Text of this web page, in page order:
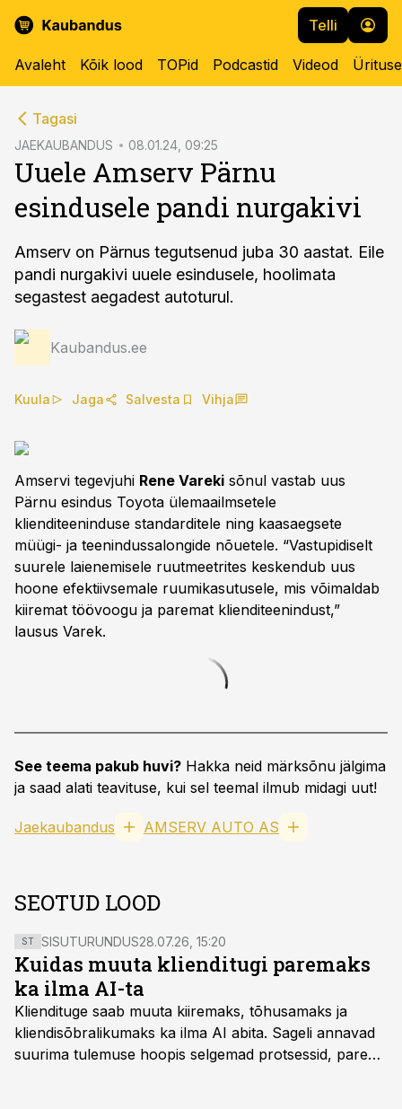
Telli
Avaleht Kõik lood TOPid Podcastid Videod
Tagasi
JAEKAUBANDUS 08.01.24, 09:25
Uuele Amserv Pärnu
esindusele pandi nurgakivi
Amserv on Pärnus tegutsenud juba 30 aastat. Eile
pandi nurgakivi uuele esindusele, hoolimata
segastest aegadest autoturul.
Kaubandus.ee
Kuula Jaga Salvesta Vihja
Amservi tegevjuhi Rene Vareki sõnul vastab uus
Pärnu esindus Toyota ülemaailmsetele
klienditeeninduse standarditele ning kaasaegsete
müügi- ja teenindussalongide nõuetele. “Vastupidiselt
suurele laienemisele ruutmeetrites keskendub uus
hoone efektiivsemale ruumikasutusele, mis võimaldab
kiiremat töövoogu ja paremat klienditeenindust,”
lausus Varek.
See teema pakub huvi? Hakka neid märksõnu jälgima
ja saad alati teavituse, kui sel teemal ilmub midagi uut!
Jaekaubandus AMSERV AUTO AS
SEOTUD LOOD
ST SISUTURUNDUS28.07.26, 15:20
Kuidas muuta klienditugi paremaks
ka ilma AI-ta
Kliendituge saab muuta kiiremaks, tõhusamaks ja
kliendisõbralikumaks ka ilma AI abita. Sageli annavad
suurima tulemuse hoopis selgemad protsessid, parem